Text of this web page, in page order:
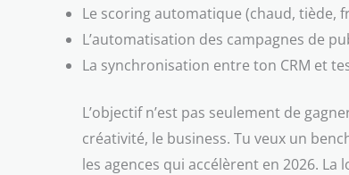
Le scoring automatique (chaud, tiède,
L’automatisation des campagnes de
La synchronisation entre ton CRM et
L’objectif n’est pas seulement de
créativité, le business. Tu veux un
les agences qui accélèrent en 2026.